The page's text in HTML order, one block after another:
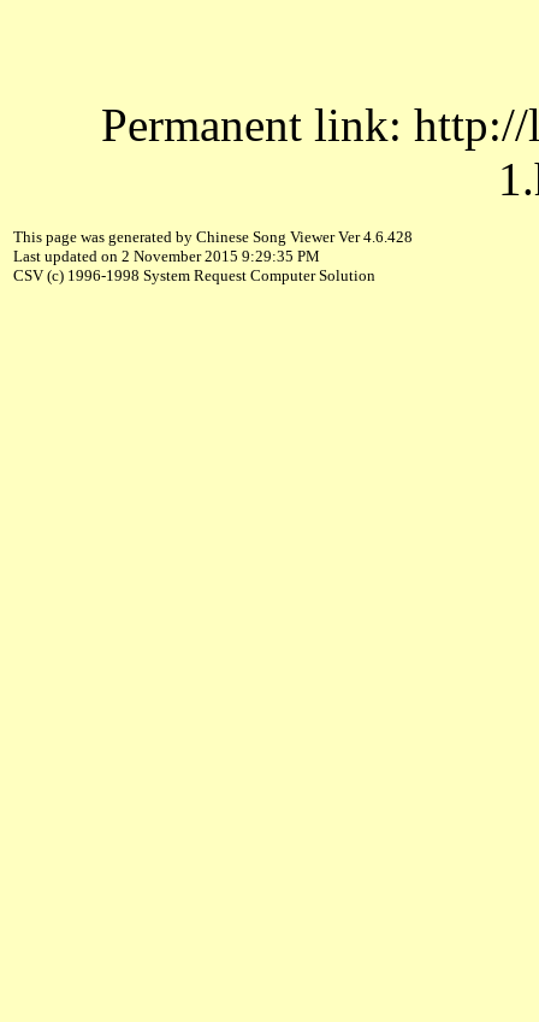
Permanent link:
This page was generated by Chinese Song Viewer Ver 4.6.428
Last updated on 2 November 2015 9:29:35 PM
CSV (c) 1996-1998 System Request Computer Solution